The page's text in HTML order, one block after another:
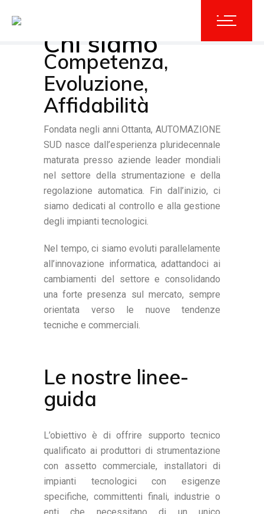
Chi siamo
Competenza,
Evoluzione,
Affidabilità
Fondata negli anni Ottanta, AUTOMAZIONE
SUD nasce dall’esperienza pluridecennale
maturata presso aziende leader mondiali
nel settore della strumentazione e della
regolazione automatica. Fin dall’inizio, ci
siamo dedicati al controllo e alla gestione
degli impianti tecnologici.
Nel tempo, ci siamo evoluti parallelamente
all’innovazione informatica, adattandoci ai
cambiamenti del settore e consolidando
una forte presenza sul mercato, sempre
orientata verso le nuove tendenze
tecniche e commerciali.
Le nostre linee-
guida
L’obiettivo è di offrire supporto tecnico
qualificato ai produttori di strumentazione
con assetto commerciale, installatori di
impianti tecnologici con esigenze
specifiche, committenti finali, industrie o